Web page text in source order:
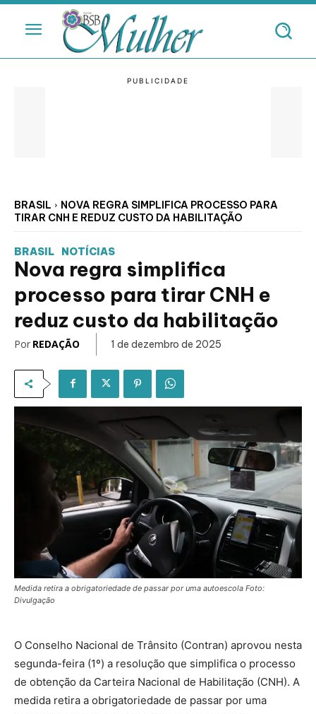
BRASIL
NOVA REGRA SIMPLIFICA PROCESSO PARA
TIRAR CNH E REDUZ CUSTO DA HABILITAÇÃO
BRASIL NOTÍCIAS
Nova regra simplifica
processo para tirar CNH e
reduz custo da habilitação
Por REDAÇÃO 1 de dezembro de 2025
Medida retira a obrigatoriedade de passar por uma autoescola Foto:
Divulgação
O Conselho Nacional de Trânsito (Contran) aprovou nesta
segunda-feira (1º) a resolução que simplifica o processo
de obtenção da Carteira Nacional de Habilitação (CNH). A
medida retira a obrigatoriedade de passar por uma